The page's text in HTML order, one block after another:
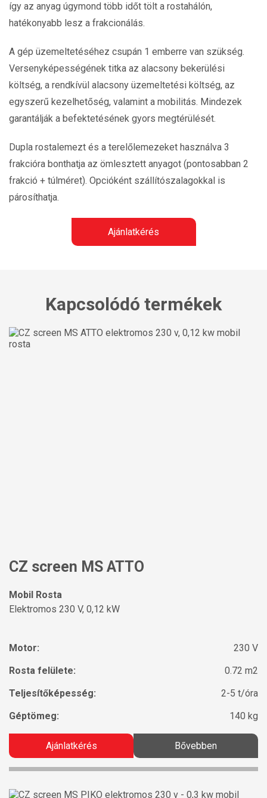
így az anyag úgymond több időt tölt a rostahálón,
hatékonyabb lesz a frakcionálás.
A gép üzemeltetéséhez csupán 1 emberre van szükség.
Versenyképességének titka az alacsony bekerülési
költség, a rendkívül alacsony üzemeltetési költség, az
egyszerű kezelhetőség, valamint a mobilitás. Mindezek
garantálják a befektetésének gyors megtérülését.
Dupla rostalemezt és a terelőlemezeket használva 3
frakcióra bonthatja az ömlesztett anyagot (pontosabban 2
frakció + túlméret). Opcióként szállítószalagokkal is
párosíthatja.
Ajánlatkérés
Kapcsolódó termékek
CZ screen MS ATTO
Mobil Rosta
Elektromos 230 V, 0,12 kW
Motor:
230 V
Rosta felülete:
0.72 m2
Teljesítőképesség:
2-5 t/óra
Géptömeg:
140 kg
Ajánlatkérés Bővebben